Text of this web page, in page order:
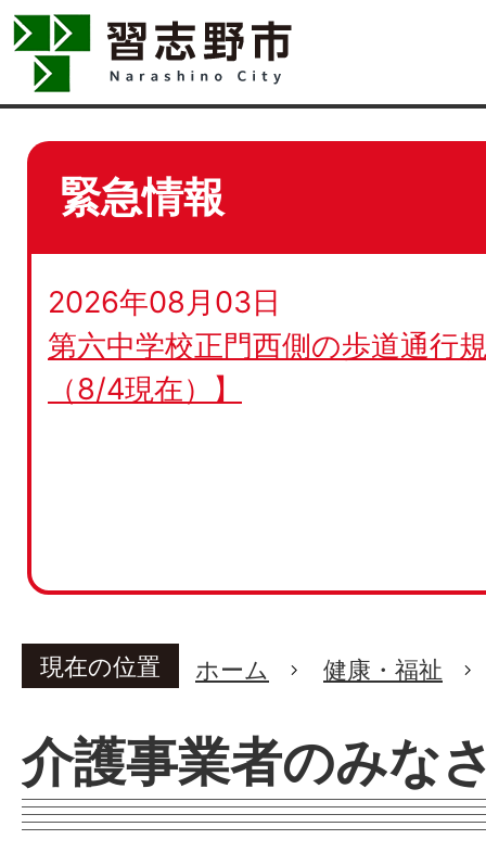
緊急情報
2026年08月03日
第六中学校正門西側の歩道通行
（8/4現在）】
現在の位置 ホーム 健康・福祉
介護事業者のみな